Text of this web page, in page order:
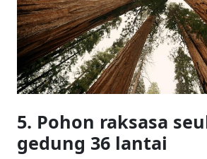
5. Pohon raksasa
gedung 36 lantai